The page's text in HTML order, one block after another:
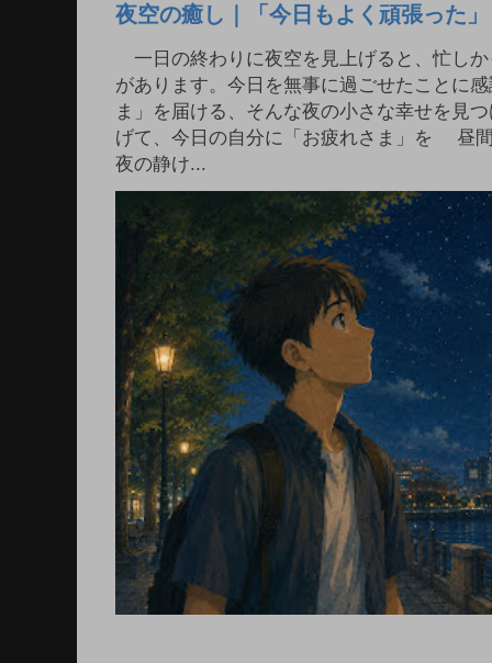
夜空の癒し｜「今日もよく頑張った
一日の終わりに夜空を見上げると、忙し
があります。今日を無事に過ごせたことに
ま」を届ける、そんな夜の小さな幸せを見
げて、今日の自分に「お疲れさま」を 昼
夜の静け...